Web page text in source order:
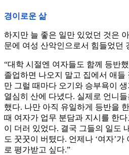
경이로운 삶
하지만 늘 좋은 일만 있었던 것은
문에 여성 산악인으로서 힘들었던
“대학 시절엔 여자들도 함께 등반
졸업하면 나오지 말고 집에서 애들
만 그럴 때마다 오기와 승부욕이
열심히 산에 다녔다. 실제로 언니
했다. 나만 아직 유일하게 등반을
때 여자가 업무 분담과 지시를 한
이 더러 있었다. 결국 그들의 일도
도 꿋꿋이 버텼다. 언제나 ‘여자’가
로 평가받고 싶다.”